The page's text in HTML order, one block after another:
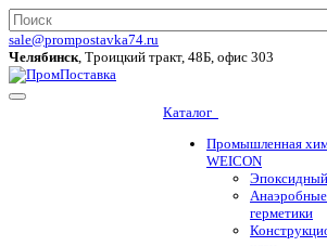
sale@prompostavka74.ru
Челябинск, Троицкий тракт, 48Б, офис 303
Каталог
Промышленная
WEICON
герметики